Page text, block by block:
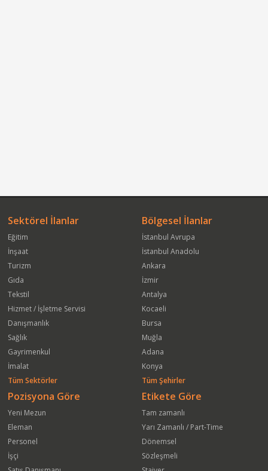
Sektörel İlanlar
Eğitim
İnşaat
Turizm
Gıda
Tekstil
Hizmet / İşletme Servisi
Danışmanlık
Sağlık
Gayrimenkul
İmalat
Tüm Sektörler
Bölgesel İlanlar
İstanbul Avrupa
İstanbul Anadolu
Ankara
İzmir
Antalya
Kocaeli
Bursa
Muğla
Adana
Konya
Tüm Şehirler
Pozisyona Göre
Yeni Mezun
Eleman
Personel
İşçi
Etikete Göre
Tam zamanlı
Yarı Zamanlı / Part-Time
Dönemsel
Sözleşmeli